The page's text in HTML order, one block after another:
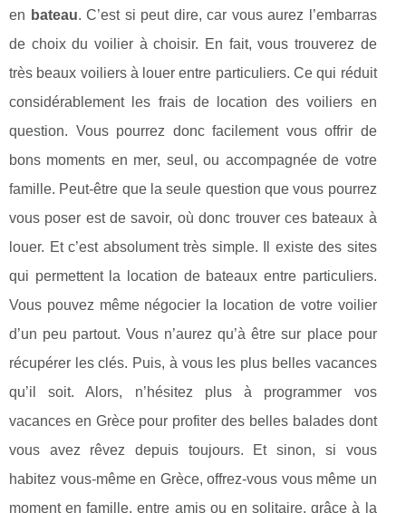
en bateau. C’est si peut dire, car vous aurez l’embarras
de choix du voilier à choisir. En fait, vous trouverez de
très beaux voiliers à louer entre particuliers. Ce qui réduit
considérablement les frais de location des voiliers en
question. Vous pourrez donc facilement vous offrir de
bons moments en mer, seul, ou accompagnée de votre
famille. Peut-être que la seule question que vous pourrez
vous poser est de savoir, où donc trouver ces bateaux à
louer. Et c’est absolument très simple. Il existe des sites
qui permettent la location de bateaux entre particuliers.
Vous pouvez même négocier la location de votre voilier
d’un peu partout. Vous n’aurez qu’à être sur place pour
récupérer les clés. Puis, à vous les plus belles vacances
qu’il soit. Alors, n’hésitez plus à programmer vos
vacances en Grèce pour profiter des belles balades dont
vous avez rêvez depuis toujours. Et sinon, si vous
habitez vous-même en Grèce, offrez-vous vous même un
moment en famille, entre amis ou en solitaire, grâce à la